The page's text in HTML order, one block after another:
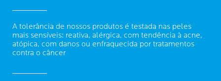
A tolerância de nossos produtos é testada nas peles
mais sensíveis: reativa, alérgica, com tendência à acne,
atópica, com danos ou enfraquecida por tratamentos
contra o câncer